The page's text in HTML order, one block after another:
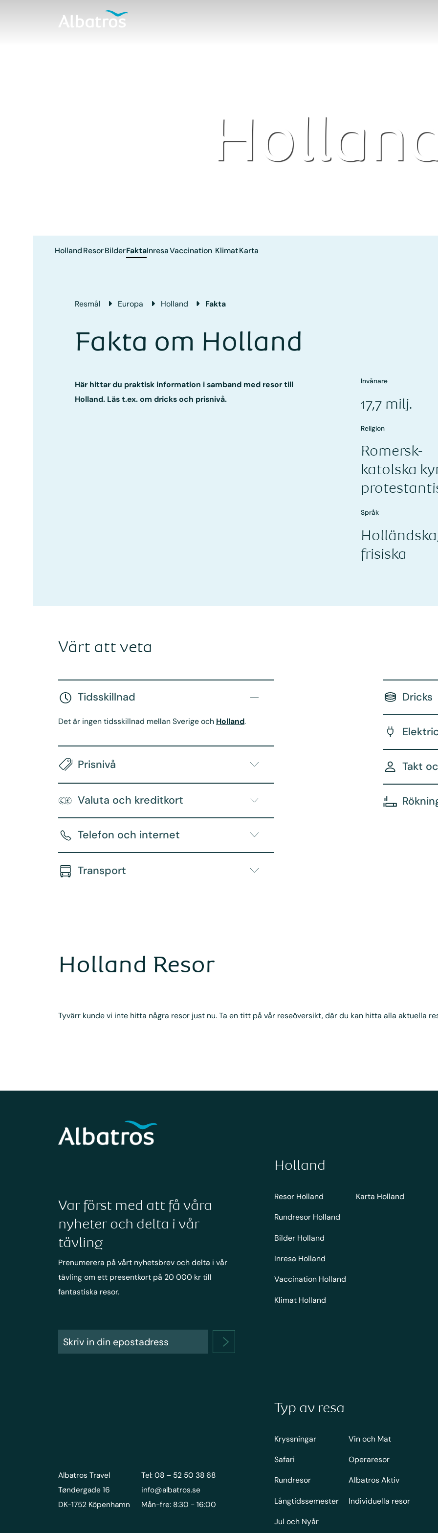
HollandResorBilderFaktaInresaVaccination KlimatKarta
Resmål Europa Holland Fakta
Fakta om Holland
Här hittar du praktisk information i samband med resor till
Holland. Läs t.ex. om dricks och prisnivå.
Invånare
17,7 milj.
Religion
Romersk-
katolska
Språk
frisiska
Värt att veta
Tidsskillnad
Det är ingen tidsskillnad mellan Sverige och Holland.
Prisnivå
Valuta och kreditkort
Telefon och internet
Transport
Dricks
Takt
Holland Resor
Tyvärr kunde vi inte hitta några resor just nu. Ta en titt på vår reseöversikt, där du kan hitta alla aktuella
Var först med att få våra
nyheter och delta i vår
tävling
Prenumerera på vårt nyhetsbrev och delta i vår
tävling om ett presentkort på 20 000 kr till
fantastiska resor.
Holland
Resor Holland
Rundresor Holland
Bilder Holland
Inresa Holland
Vaccination Holland
Klimat Holland
Karta Holland
Albatros Travel
Tøndergade 16
DK-1752 Köpenhamn
Tel: 08 – 52 50 38 68
info@albatros.se
Mån-fre: 8:30 - 16:00
Typ av resa
Kryssningar
Safari
Rundresor
Långtidssemester
Jul och Nyår
Vin och Mat
Operaresor
Albatros Aktiv
Individuella resor